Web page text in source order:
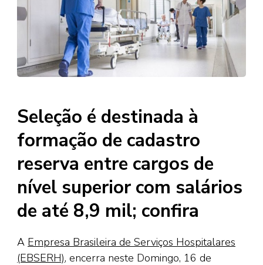
Seleção é destinada à
formação de cadastro
reserva entre cargos de
nível superior com salários
de até 8,9 mil; confira
A Empresa Brasileira de Serviços Hospitalares
(EBSERH), encerra neste Domingo, 16 de